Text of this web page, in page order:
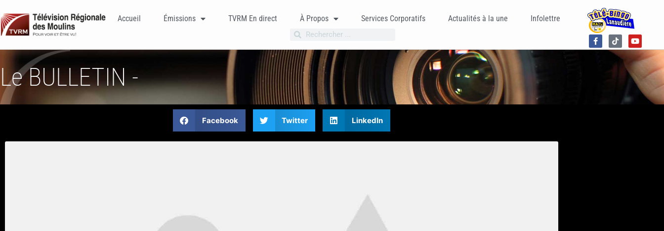
Accueil Émissions TVRM En direct À Propos Services Corporatifs Actualités à la une Infolettre
Le BULLETIN -
Facebook Twitter LinkedIn